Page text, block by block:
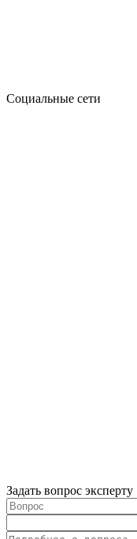
Социальные сети
Задать вопрос эксперту